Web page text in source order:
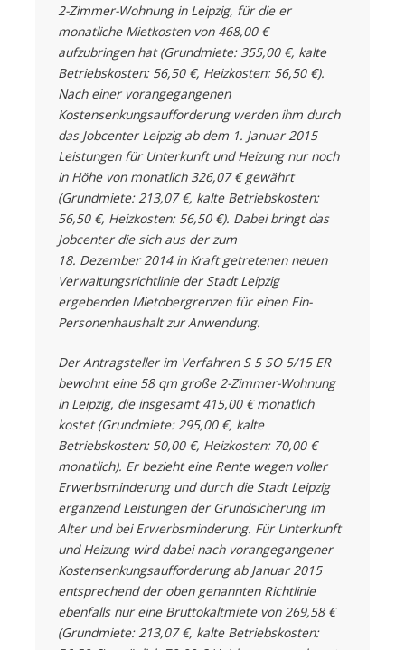
2-Zimmer-Wohnung in Leipzig, für die er
monatliche Mietkosten von 468,00 €
aufzubringen hat (Grundmiete: 355,00 €, kalte
Betriebskosten: 56,50 €, Heizkosten: 56,50 €).
Nach einer vorangegangenen
Kostensenkungsaufforderung werden ihm durch
das Jobcenter Leipzig ab dem 1. Januar 2015
Leistungen für Unterkunft und Heizung nur noch
in Höhe von monatlich 326,07 € gewährt
(Grundmiete: 213,07 €, kalte Betriebskosten:
56,50 €, Heizkosten: 56,50 €). Dabei bringt das
Jobcenter die sich aus der zum
18. Dezember 2014 in Kraft getretenen neuen
Verwaltungsrichtlinie der Stadt Leipzig
ergebenden Mietobergrenzen für einen Ein-
Personenhaushalt zur Anwendung.
Der Antragsteller im Verfahren S 5 SO 5/15 ER
bewohnt eine 58 qm große 2-Zimmer-Wohnung
in Leipzig, die insgesamt 415,00 € monatlich
kostet (Grundmiete: 295,00 €, kalte
Betriebskosten: 50,00 €, Heizkosten: 70,00 €
monatlich). Er bezieht eine Rente wegen voller
Erwerbsminderung und durch die Stadt Leipzig
ergänzend Leistungen der Grundsicherung im
Alter und bei Erwerbsminderung. Für Unterkunft
und Heizung wird dabei nach vorangegangener
Kostensenkungsaufforderung ab Januar 2015
entsprechend der oben genannten Richtlinie
ebenfalls nur eine Bruttokaltmiete von 269,58 €
(Grundmiete: 213,07 €, kalte Betriebskosten: